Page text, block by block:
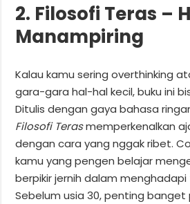
2. Filosofi Teras –
Manampiring
Kalau kamu sering overthinking
gara-gara hal-hal kecil, buku ini
Ditulis dengan gaya bahasa
Filosofi Terasmemperkenalkan
dengan cara yang nggak ribet.
kamu yang pengen belajar
berpikir jernih dalam
Sebelum usia 30, penting banget